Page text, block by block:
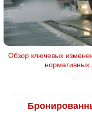
Обзор ключевых
нормативных